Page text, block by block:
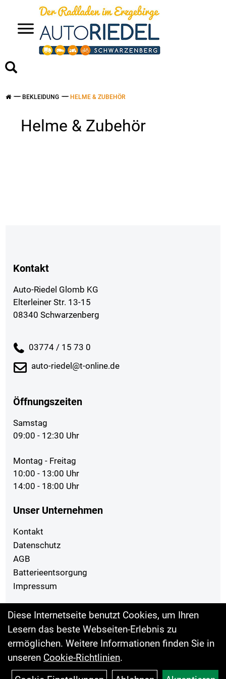
BEKLEIDUNG HELME & ZUBEHÖR
Helme & Zubehör
Kontakt
Auto-Riedel Glomb KG
Elterleiner Str. 13-15
08340 Schwarzenberg
03774 / 15 73 0
auto-riedel@t-online.de
Öffnungszeiten
Samstag
09:00 - 12:30 Uhr
Montag - Freitag
10:00 - 13:00 Uhr
14:00 - 18:00 Uhr
Unser Unternehmen
Kontakt
Datenschutz
AGB
Batterieentsorgung
Impressum
Ihr Einkauf
Top Artikel
Diese Internetseite benutzt Cookies, um Ihren
Lesern das beste Webseiten-Erlebnis zu
ermöglichen. Weitere Informationen finden Sie in
unseren Cookie-Richtlinien.